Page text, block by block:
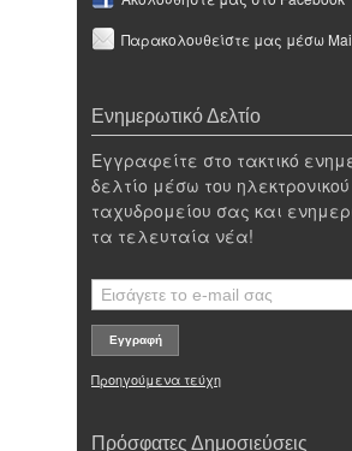
Παρακολουθείστε μας μέσω
Ενημερωτικό Δελτίο
Εγγραφείτε στο τακτικό
δελτίο μέσω του ηλεκτρονικού
ταχυδρομείου σας και
τα τελευταία νέα!
Προηγούμενα τεύχη
Πρόσφατες Δημοσιεύσεις